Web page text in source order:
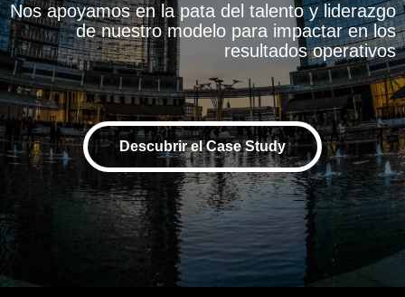
Nos apoyamos en la pata del talento y liderazgo
de nuestro modelo para impactar en los
resultados operativos
Descubrir el Case Study